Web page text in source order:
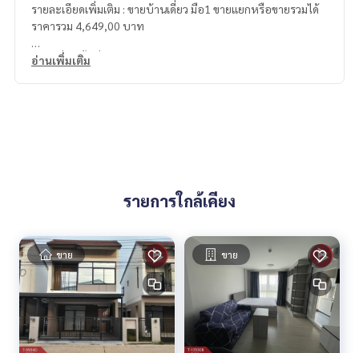
รายละเอียดเพิ่มเติม : ขายบ้านเดี่ยว มือ1 ขายแยกหรือขายรวมได้
ราคารวม 4,649,00 บาท
ขายบ้านเดี่ยว มือ1 ทรัพย์สิริวิลเลจ
ราคาขาย 2,299,990 บาท
3 ห้องนอน 2 ห้องนอน 2 จอดรถ
- หลังที่ 2 เนื้อที่ 50 ตารางวา
ราคาขาย 2,350,000 บาท
3 ห้องนอน 2 ห้องนอน 2 จอดรถ
อ่านเพิ่มเติม
รายการใกล้เคียง
ขาย ขาย